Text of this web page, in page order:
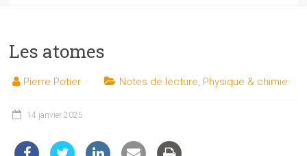
les
et
techniques
du
Les atomes
Pierre Potier Notes de lecture Physique & chimie
14 janvier 2025